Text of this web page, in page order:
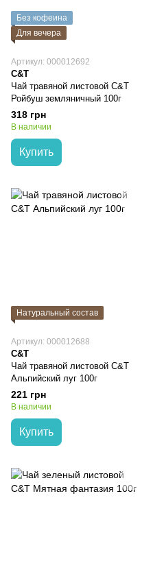
Без кофеина
Для вечера
Артикул: 000012692
C&T
Чай травяной листовой C&T
Ройбуш земляничный 100г
318 грн
В наличии
Купить
Натуральный состав
Артикул: 000012688
C&T
Чай травяной листовой C&T
Альпийский луг 100г
221 грн
В наличии
Купить